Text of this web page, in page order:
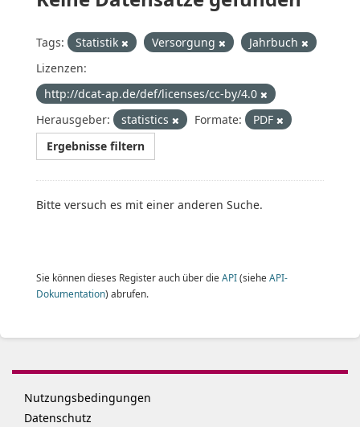
Tags: Statistik Versorgung
Jahrbuch
Lizenzen:
http://dcat-ap.de/def/licenses/cc-by/4.0
Herausgeber:
statistics Formate:
PDF
Ergebnisse filtern
Bitte versuch es mit einer anderen Suche.
Sie können dieses Register auch über die API(siehe API-
Dokumentation) abrufen.
Nutzungsbedingungen
Datenschutz